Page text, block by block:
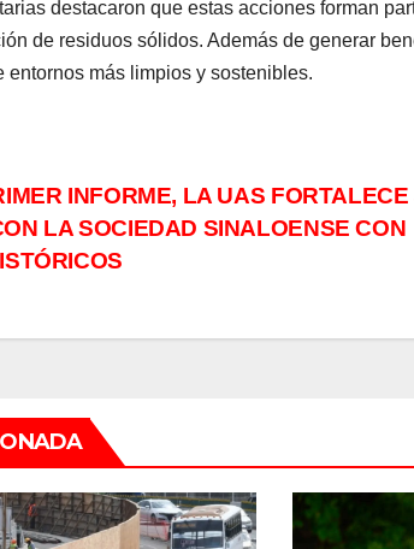
destacaron que estas acciones forman
de residuos sólidos. Además de generar
entornos más limpios y sostenibles.
INFORME, LA UAS FORTALECE
LA SOCIEDAD SINALOENSE CON